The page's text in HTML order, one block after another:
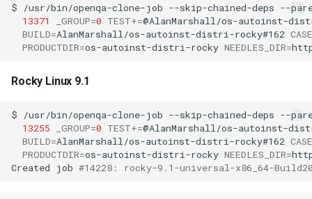
$ /usr/bin/openqa-clone-job --skip-chained-deps --
13371
_GROUP=0 TEST+=@AlanMarshall/os-autoinst-
BUILD=AlanMarshall/os-autoinst-distri-rocky#162
PRODUCTDIR=os-autoinst-distri-rocky NEEDLES_DIR=
Rocky Linux 9.1
$ /usr/bin/openqa-clone-job --skip-chained-deps --
13255
_GROUP=0 TEST+=@AlanMarshall/os-autoinst-
BUILD=AlanMarshall/os-autoinst-distri-rocky#162
PRODUCTDIR=os-autoinst-distri-rocky NEEDLES_DIR=
Created
job #14228: rocky-9.1-universal-x86_64-